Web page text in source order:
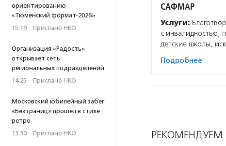
ориентированию
«Тюменский формат-2026»
15:19 · Прислано НКО
Организация «Радость»
открывает сеть
региональных подразделений
14:25 · Прислано НКО
Московский юбилейный забег
«Без границ» прошел в стиле
ретро
13:30 · Прислано НКО
САФМАР
Услуги:
с инвалидностью,
детские школы,
Подробнее
РЕКОМЕНДУЕМ